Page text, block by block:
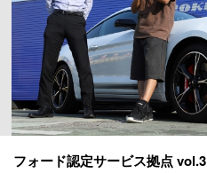
フォード認定サービス拠点 vol.3